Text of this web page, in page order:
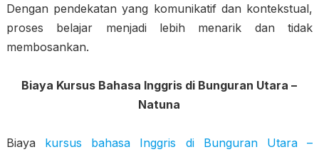
Dengan pendekatan yang komunikatif dan kontekstual,
proses belajar menjadi lebih menarik dan tidak
membosankan.
Biaya Kursus Bahasa Inggris di Bunguran Utara –
Natuna
Biaya kursus bahasa Inggris di Bunguran Utara –